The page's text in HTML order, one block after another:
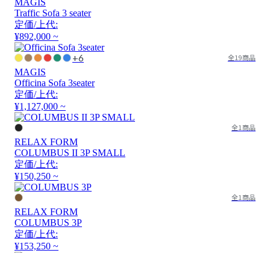
MAGIS
Traffic Sofa 3 seater
定価/上代:
¥892,000 ~
+6 全19商品
MAGIS
Officina Sofa 3seater
定価/上代:
¥1,127,000 ~
全1商品
RELAX FORM
COLUMBUS II 3P SMALL
定価/上代:
¥150,250 ~
全1商品
RELAX FORM
COLUMBUS 3P
定価/上代:
¥153,250 ~